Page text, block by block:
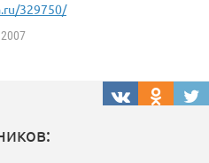
329750/